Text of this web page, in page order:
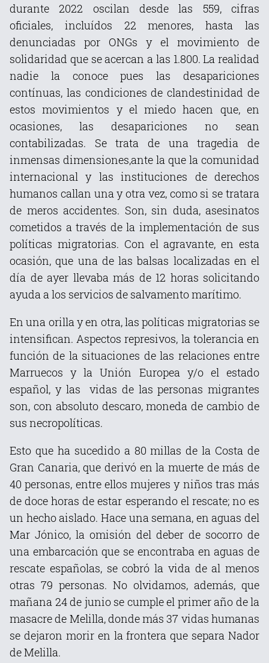
durante 2022 oscilan desde las 559, cifras
oficiales, incluídos 22 menores, hasta las
denunciadas por ONGs y el movimiento de
solidaridad que se acercan a las 1.800. La realidad
nadie la conoce pues las desapariciones
contínuas, las condiciones de clandestinidad de
estos movimientos y el miedo hacen que, en
ocasiones, las desapariciones no sean
contabilizadas. Se trata de una tragedia de
inmensas dimensiones,ante la que la comunidad
internacional y las instituciones de derechos
humanos callan una y otra vez, como si se tratara
de meros accidentes. Son, sin duda, asesinatos
cometidos a través de la implementación de sus
políticas migratorias. Con el agravante, en esta
ocasión, que una de las balsas localizadas en el
día de ayer llevaba más de 12 horas solicitando
ayuda a los servicios de salvamento marítimo.
En una orilla y en otra, las políticas migratorias se
intensifican. Aspectos represivos, la tolerancia en
función de la situaciones de las relaciones entre
Marruecos y la Unión Europea y/o el estado
español, y las vidas de las personas migrantes
son, con absoluto descaro, moneda de cambio de
sus necropolíticas.
Esto que ha sucedido a 80 millas de la Costa de
Gran Canaria, que derivó en la muerte de más de
40 personas, entre ellos mujeres y niños tras más
de doce horas de estar esperando el rescate; no es
un hecho aislado. Hace una semana, en aguas del
Mar Jónico, la omisión del deber de socorro de
una embarcación que se encontraba en aguas de
rescate españolas, se cobró la vida de al menos
otras 79 personas. No olvidamos, además, que
mañana 24 de junio se cumple el primer año de la
masacre de Melilla, donde más 37 vidas humanas
se dejaron morir en la frontera que separa Nador
de Melilla.